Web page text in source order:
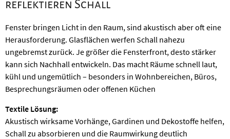
reflektieren Schall
Fenster bringen Licht in den Raum, sind akustisch aber oft eine
Herausforderung. Glasflächen werfen Schall nahezu
ungebremst zurück. Je größer die Fensterfront, desto stärker
kann sich Nachhall entwickeln. Das macht Räume schnell laut,
kühl und ungemütlich – besonders in Wohnbereichen, Büros,
Besprechungsräumen oder offenen Küchen
Textile Lösung:
Akustisch wirksame Vorhänge, Gardinen und Dekostoffe helfen,
Schall zu absorbieren und die Raumwirkung deutlich